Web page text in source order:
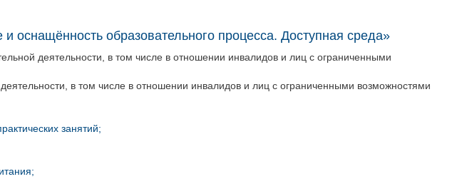
оснащённость образовательного процесса. Доступная среда»
деятельности, в том числе в отношении инвалидов и лиц с ограниченными
в том числе в отношении инвалидов и лиц с ограниченными возможностями
занятий;